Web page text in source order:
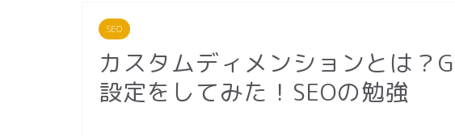
SEO
カスタムディメンションとは
設定をしてみた！SEOの勉強